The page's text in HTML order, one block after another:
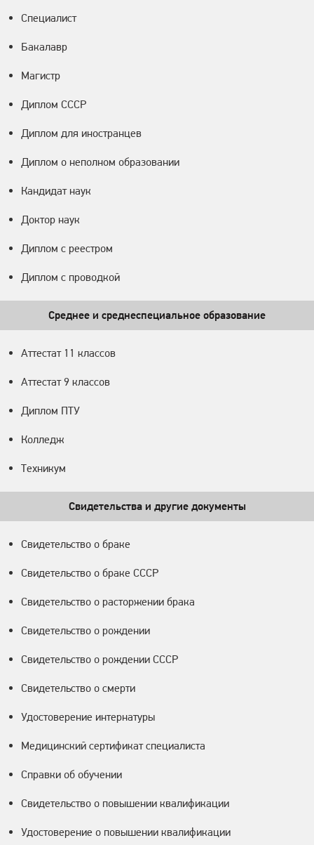
Специалист
Бакалавр
Магистр
Диплом СССР
Диплом для иностранцев
Диплом о неполном образовании
Кандидат наук
Доктор наук
Диплом с реестром
Диплом с проводкой
Среднее и среднеспециальное образование
Аттестат 11 классов
Аттестат 9 классов
Диплом ПТУ
Колледж
Техникум
Свидетельства и другие документы
Свидетельство о браке
Свидетельство о браке СССР
Свидетельство о расторжении брака
Свидетельство о рождении
Свидетельство о рождении СССР
Свидетельство о смерти
Удостоверение интернатуры
Медицинский сертификат специалиста
Справки об обучении
Свидетельство о повышении квалификации
Удостоверение о повышении квалификации